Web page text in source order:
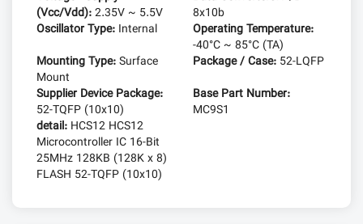
(Vcc/Vdd):2.35V ~ 5.5V
8x10b
Oscillator Type: Internal
Operating Temperature:
-40°C ~ 85°C (TA)
Mounting Type:Surface
Mount
Package / Case: 52-LQFP
Supplier Device Package:
52-TQFP (10x10)
Base Part Number:
MC9S1
detail: HCS12 HCS12
Microcontroller IC 16-Bit
25MHz 128KB (128K x 8)
FLASH 52-TQFP (10x10)